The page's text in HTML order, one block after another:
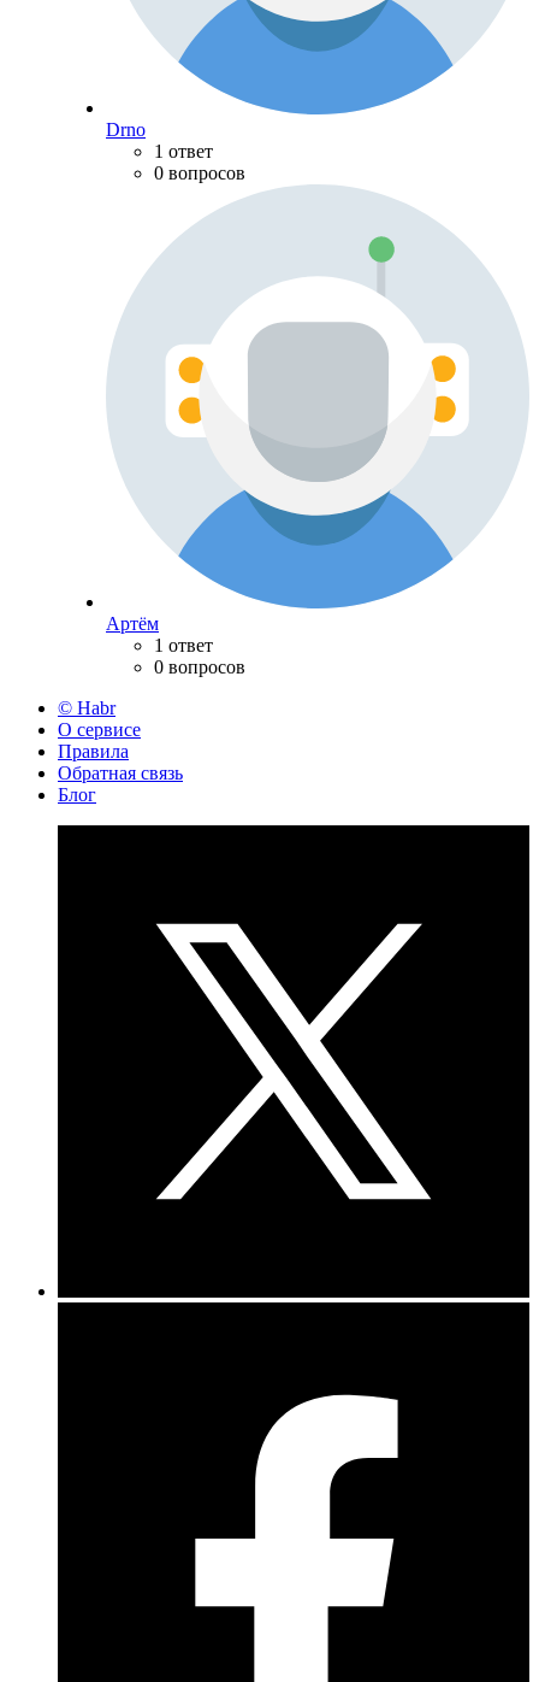
Drno
1 ответ
0 вопросов
Артём
1 ответ
0 вопросов
© Habr
О сервисе
Правила
Обратная связь
Блог